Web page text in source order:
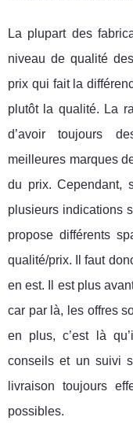
La plupart des
niveau de qualité
prix qui fait la
plutôt la qualité. La
d’avoir toujours
meilleures marques
du prix. Cependant,
plusieurs indications
propose différents
qualité/prix. Il faut
en est. Il est plus
car par là, les offres
en plus, c’est là
conseils et un suivi
livraison toujours
possibles.